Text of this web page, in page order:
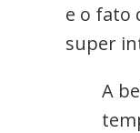
e o fato
super
A